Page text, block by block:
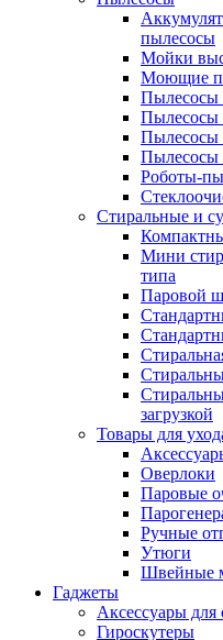
пылесосы
Мойки
Моющие
Пылесосы
Пылесосы
Пылесосы
Пылесосы
Роботы-
Стиральные и
Мини
типа
Паровой
загрузкой
Товары для
Оверлоки
Паровые
Ручные
Утюги
Швейные
Гаджеты
Аксессуары для
Гироскутеры